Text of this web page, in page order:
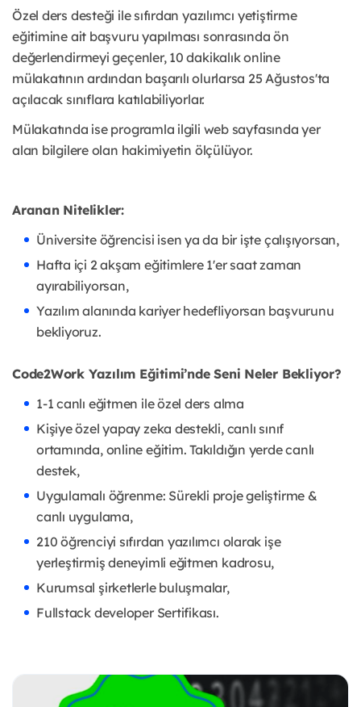
Özel ders desteği ile sıfırdan yazılımcı yetiştirme
eğitimine ait başvuru yapılması sonrasında ön
değerlendirmeyi geçenler, 10 dakikalık online
mülakatının ardından başarılı olurlarsa 25 Ağustos'ta
açılacak sınıflara katılabiliyorlar.
Mülakatında ise programla ilgili web sayfasında yer
alan bilgilere olan hakimiyetin ölçülüyor.
Aranan Nitelikler:
Üniversite öğrencisi isen ya da bir işte çalışıyorsan,
Hafta içi 2 akşam eğitimlere 1'er saat zaman
ayırabiliyorsan,
Yazılım alanında kariyer hedefliyorsan başvurunu
bekliyoruz.
Code2Work Yazılım Eğitimi’nde Seni Neler Bekliyor?
1-1 canlı eğitmen ile özel ders alma
Kişiye özel yapay zeka destekli, canlı sınıf
ortamında, online eğitim. Takıldığın yerde canlı
destek,
Uygulamalı öğrenme: Sürekli proje geliştirme &
canlı uygulama,
210 öğrenciyi sıfırdan yazılımcı olarak işe
yerleştirmiş deneyimli eğitmen kadrosu,
Kurumsal şirketlerle buluşmalar,
Fullstack developer Sertifikası.